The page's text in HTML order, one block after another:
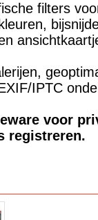
filters
IPTC
voor
registreren.